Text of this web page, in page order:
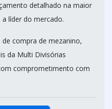
detalhado na maior
líder do mercado.
compra de mezanino,
da Multi Divisórias
comprometimento com